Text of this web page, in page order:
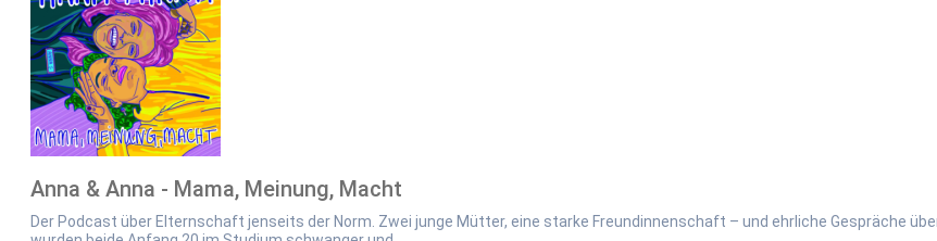
Anna & Anna - Mama, Meinung, Macht
Der Podcast über Elternschaft jenseits der Norm. Zwei junge Mütter, eine starke Freundinnenschaft – und ehrliche Gespräche